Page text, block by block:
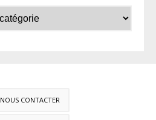
NOUS CONTACTER